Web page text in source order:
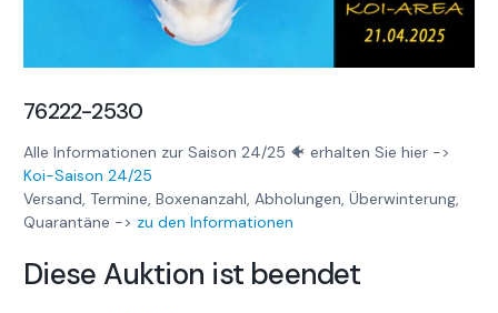
76222-2530
Alle Informationen zur Saison 24/25 🐠 erhalten Sie hier ->
Koi-Saison 24/25
Versand, Termine, Boxenanzahl, Abholungen, Überwinterung,
Quarantäne -> zu den Informationen
Diese Auktion ist beendet